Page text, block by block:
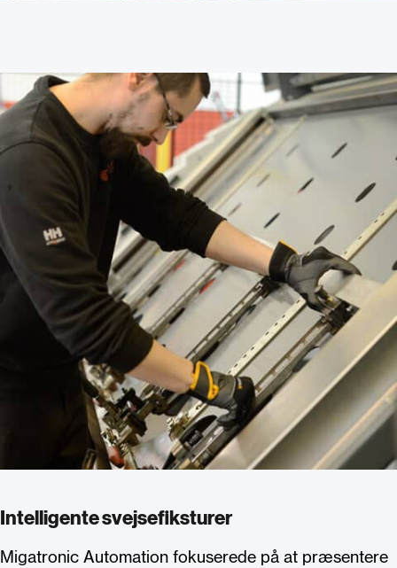
Intelligente svejsefiksturer
Migatronic Automation fokuserede på at præsentere